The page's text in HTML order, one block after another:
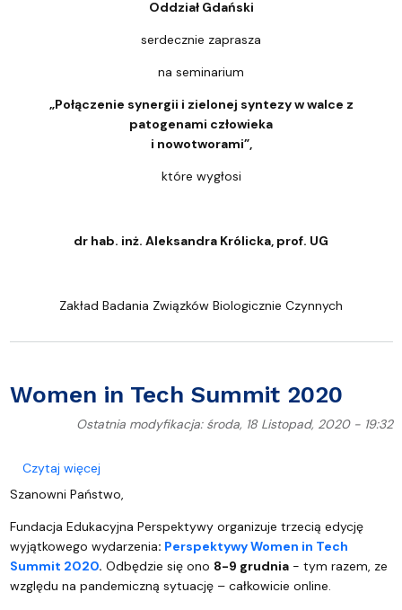
Oddział Gdański
serdecznie zaprasza
na seminarium
„Połączenie synergii i zielonej syntezy w walce z
patogenami człowieka
i nowotworami”,
które wygłosi
dr hab. inż. Aleksandra Królicka, prof. UG
Zakład Badania Związków Biologicznie Czynnych
Women in Tech Summit 2020
Ostatnia modyfikacja: środa, 18 Listopad, 2020 - 19:32
Czytaj więcejo Women in Tech Summit 2020
Szanowni Państwo,
Fundacja Edukacyjna Perspektywy organizuje trzecią edycję
wyjątkowego wydarzenia: Perspektywy Women in Tech
Summit 2020. Odbędzie się ono 8-9 grudnia- tym razem, ze
względu na pandemiczną sytuację – całkowicie online.